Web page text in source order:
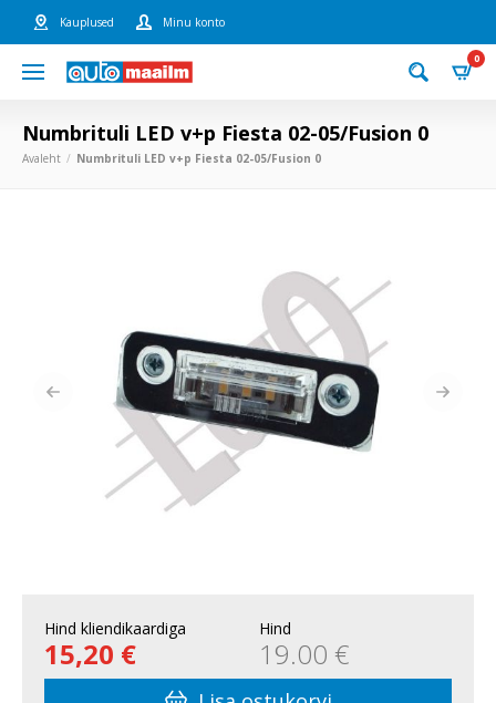
Kauplused Minu konto
0
Numbrituli LED v+p Fiesta 02-05/Fusion 0
Avaleht Numbrituli LED v+p Fiesta 02-05/Fusion 0
Hind kliendikaardiga
15,20 €
Hind
19.00 €